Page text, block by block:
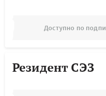
Доступно по
Резидент СЭЗ